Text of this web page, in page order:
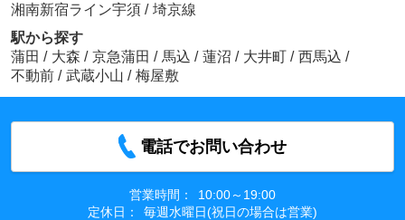
湘南新宿ライン宇須 / 埼京線
駅から探す
蒲田 / 大森 / 京急蒲田 / 馬込 / 蓮沼 / 大井町 / 西馬込 /
不動前 / 武蔵小山 / 梅屋敷
電話でお問い合わせ
営業時間：
10:00～19:00
定休日：
毎週水曜日(祝日の場合は営業)